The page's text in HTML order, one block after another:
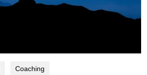
Coaching